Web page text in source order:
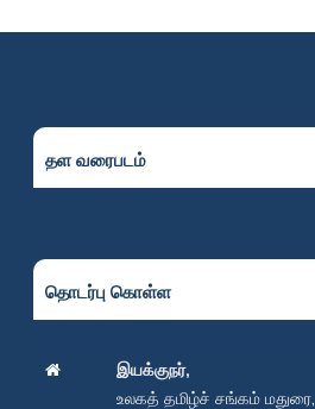
தள வரைபடம்
தொடர்பு கொள்ள
இயக்குநர்,
உலகத் தமிழ்ச் சங்கம் மதுரை,